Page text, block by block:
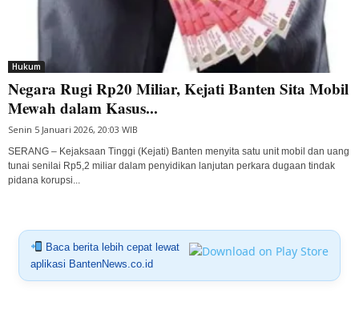
Hukum
Negara Rugi Rp20 Miliar, Kejati Banten Sita Mobil
Mewah dalam Kasus...
Senin 5 Januari 2026, 20:03 WIB
SERANG – Kejaksaan Tinggi (Kejati) Banten menyita satu unit mobil dan uang
tunai senilai Rp5,2 miliar dalam penyidikan lanjutan perkara dugaan tindak
pidana korupsi...
Baca berita lebih cepat lewat
aplikasi BantenNews.co.id